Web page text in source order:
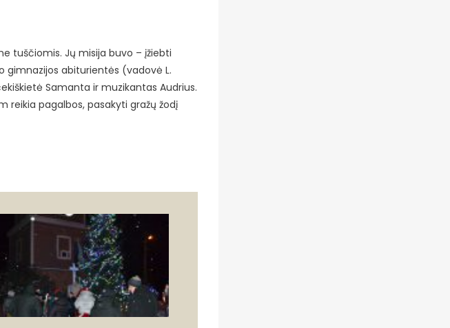
tuščiomis. Jų misija buvo – įžiebti
gimnazijos abiturientės (vadovė L.
Samanta ir muzikantas Audrius.
reikia pagalbos, pasakyti gražų žodį